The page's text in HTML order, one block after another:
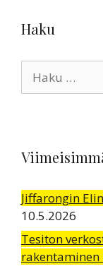
Haku
Jiffarongin
10.5.2026
Tesiton